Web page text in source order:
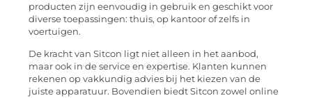
producten zijn eenvoudig in gebruik en geschikt voor
diverse toepassingen: thuis, op kantoor of zelfs in
voertuigen.
De kracht van Sitcon ligt niet alleen in het aanbod,
maar ook in de service en expertise. Klanten kunnen
rekenen op vakkundig advies bij het kiezen van de
juiste apparatuur. Bovendien biedt Sitcon zowel online